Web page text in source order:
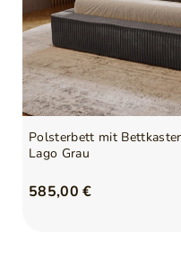
Polsterbett mit
Lago Grau
585,00 €